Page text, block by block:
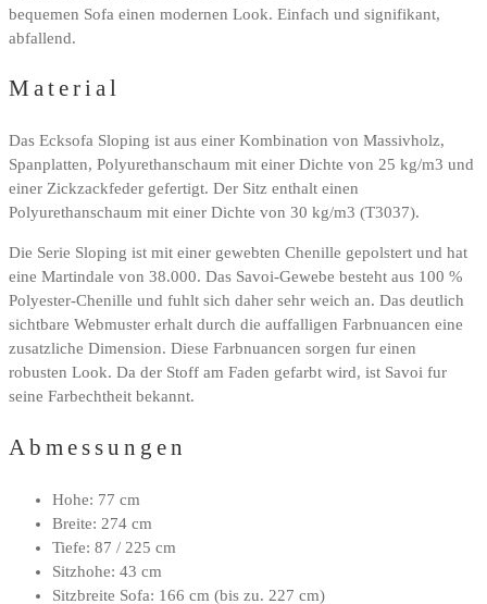
bequemen Sofa einen modernen Look. Einfach und signifikant,
abfallend.
Material
Das Ecksofa Sloping ist aus einer Kombination von Massivholz,
Spanplatten, Polyurethanschaum mit einer Dichte von 25 kg/m3 und
einer Zickzackfeder gefertigt. Der Sitz enthalt einen
Polyurethanschaum mit einer Dichte von 30 kg/m3 (T3037).
Die Serie Sloping ist mit einer gewebten Chenille gepolstert und hat
eine Martindale von 38.000. Das Savoi-Gewebe besteht aus 100 %
Polyester-Chenille und fuhlt sich daher sehr weich an. Das deutlich
sichtbare Webmuster erhalt durch die auffalligen Farbnuancen eine
zusatzliche Dimension. Diese Farbnuancen sorgen fur einen
robusten Look. Da der Stoff am Faden gefarbt wird, ist Savoi fur
seine Farbechtheit bekannt.
Abmessungen
Hohe: 77 cm
Breite: 274 cm
Tiefe: 87 / 225 cm
Sitzhohe: 43 cm
Sitzbreite Sofa: 166 cm (bis zu. 227 cm)